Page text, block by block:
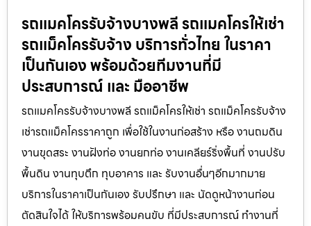
รถแมคโครรับจ้างบางพลี รถแมคโครให้เช่า
รถแม็คโครรับจ้าง บริการทั่วไทย ในราคา
เป็นกันเอง พร้อมด้วยทีมงานที่มี
ประสบการณ์ และ มืออาชีพ
รถแมคโครรับจ้างบางพลี รถแม็คโครให้เช่า รถแม็คโครรับจ้าง
เช่ารถแม็คโครราคาถูก เพื่อใช้ในงานก่อสร้าง หรือ งานถมดิน
งานขุดสระ งานฝังท่อ งานยกท่อ งานเคลียร์ริ่งพื้นที่ งานปรับ
พื้นดิน งานทุบตึก ทุบอาคาร และ รับงานอื่นๆอีกมากมาย
บริการในราคาเป็นกันเอง รับปรึกษา และ นัดดูหน้างานก่อน
ตัดสินใจได้ ให้บริการพร้อมคนขับ ที่มีประสบการณ์ ทำงานที่